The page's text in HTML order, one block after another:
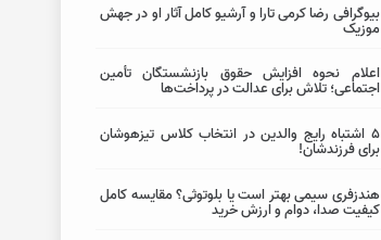
بیوگرافی رضا کرمی تارا و آرشیو کامل آثار او در جهش
موزیک
اعلام نحوه افزایش حقوق بازنشستگان تأمین
اجتماعی؛ تلاش برای عدالت در پرداخت‌ها
5 اشتباه رایج والدین در انتخاب کلاس تیزهوشان
برای فرزندشان!
هندزفری سیمی بهتر است یا بلوتوثی؟ مقایسه کامل
کیفیت صدا، دوام و ارزش خرید